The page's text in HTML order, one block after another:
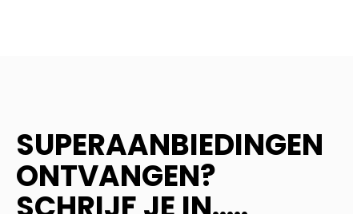
SUPERAANBIEDINGEN
ONTVANGEN?